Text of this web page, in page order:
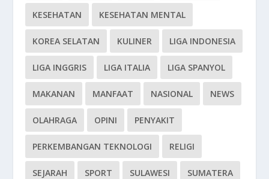
KESEHATAN KESEHATAN MENTAL
KOREA SELATAN KULINER LIGA INDONESIA
LIGA INGGRIS LIGA ITALIA LIGA SPANYOL
MAKANAN MANFAAT NASIONAL NEWS
OLAHRAGA OPINI PENYAKIT
PERKEMBANGAN TEKNOLOGI RELIGI
SEJARAH SPORT SULAWESI SUMATERA